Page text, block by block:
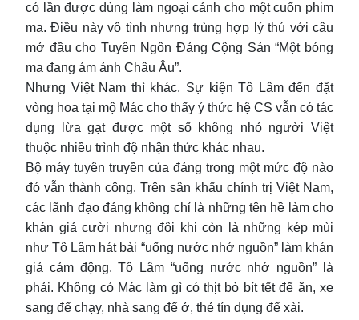
có lần được dùng làm ngoại cảnh cho một cuốn phim
ma. Điều này vô tình nhưng trùng hợp lý thú với câu
mở đầu cho Tuyên Ngôn Đảng Cộng Sản “Một bóng
ma đang ám ảnh Châu Âu”.
Nhưng Việt Nam thì khác. Sự kiện Tô Lâm đến đặt
vòng hoa tại mộ Mác cho thấy ý thức hệ CS vẫn có tác
dụng lừa gạt được một số không nhỏ người Việt
thuộc nhiều trình độ nhận thức khác nhau.
Bộ máy tuyên truyền của đảng trong một mức độ nào
đó vẫn thành công. Trên sân khấu chính trị Việt Nam,
các lãnh đạo đảng không chỉ là những tên hề làm cho
khán giả cười nhưng đôi khi còn là những kép mùi
như Tô Lâm hát bài “uống nước nhớ nguồn” làm khán
giả cảm động. Tô Lâm “uống nước nhớ nguồn” là
phải. Không có Mác làm gì có thịt bò bít tết để ăn, xe
sang để chạy, nhà sang để ở, thẻ tín dụng để xài.